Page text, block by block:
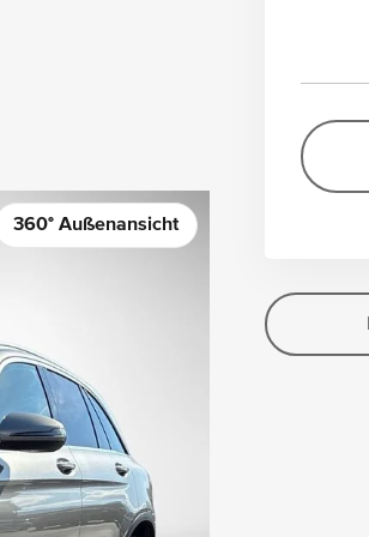
360° Außenansicht